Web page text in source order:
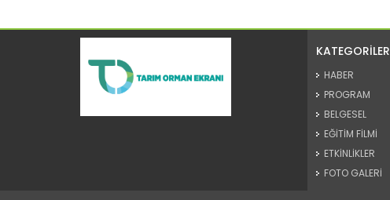
KATEGORİLER
HABER
PROGRAM
BELGESEL
EĞİTİM FİLMİ
ETKİNLİKLER
FOTO GALERİ